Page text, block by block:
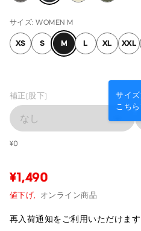
サイズ: WOMEN M
XS S M L XL XXL
サイ
こち
補正(股下)
なし
¥0
¥1,490
値下げ, オンライン商品
再入荷通知をご利用いただけます